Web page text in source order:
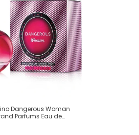
Dangerous Woman
Parfums Eau de